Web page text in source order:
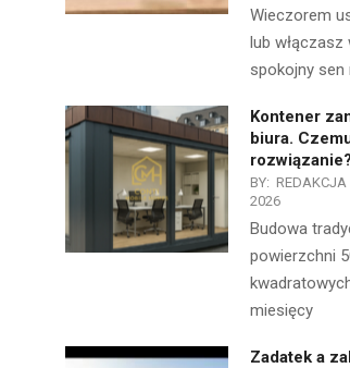
Wieczorem
lub
spokojny sen
Kontener
biura.
rozwiązanie?
BY: REDAKCJA
2026
Budowa
powierzchni
miesięcy
Zadatek a